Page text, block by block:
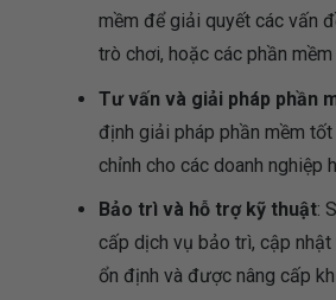
mềm để giải quyết các vấn
trò chơi, hoặc các phần
Tư vấn và giải pháp phần
định giải pháp phần mềm
chỉnh cho các doanh nghiệp
Bảo trì và hỗ trợ kỹ thuật:
cấp dịch vụ bảo trì, cập
ổn định và được nâng cấp